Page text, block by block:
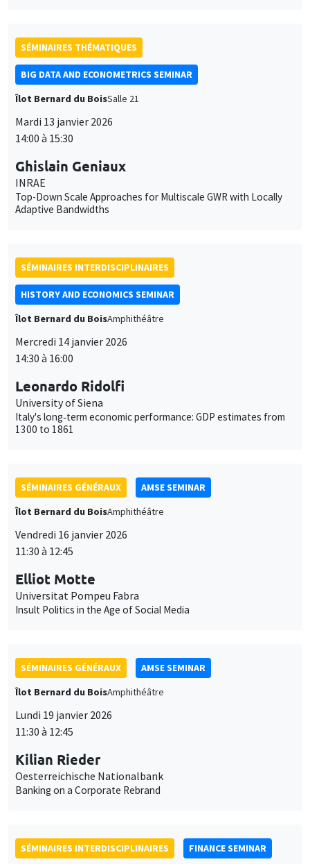
SÉMINAIRES THÉMATIQUES
BIG DATA AND ECONOMETRICS SEMINAR
Îlot Bernard du BoisSalle 21
Mardi 13 janvier 2026
14:00 à 15:30
Ghislain Geniaux
INRAE
Top-Down Scale Approaches for Multiscale GWR with Locally
Adaptive Bandwidths
SÉMINAIRES INTERDISCIPLINAIRES
HISTORY AND ECONOMICS SEMINAR
Îlot Bernard du BoisAmphithéâtre
Mercredi 14 janvier 2026
14:30 à 16:00
Leonardo Ridolfi
University of Siena
Italy's long‐term economic performance: GDP estimates from
1300 to 1861
SÉMINAIRES GÉNÉRAUX
AMSE SEMINAR
Îlot Bernard du BoisAmphithéâtre
Vendredi 16 janvier 2026
11:30 à 12:45
Elliot Motte
Universitat Pompeu Fabra
Insult Politics in the Age of Social Media
SÉMINAIRES GÉNÉRAUX
AMSE SEMINAR
Îlot Bernard du BoisAmphithéâtre
Lundi 19 janvier 2026
11:30 à 12:45
Kilian Rieder
Oesterreichische Nationalbank
Banking on a Corporate Rebrand
SÉMINAIRES INTERDISCIPLINAIRES FINANCE SEMINAR